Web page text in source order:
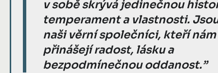
v sobě skrývá jedinečnou
temperament a vlastnosti.
naši věrní společníci, kteří nám
přinášejí radost, lásku a
bezpodmínečnou oddanost.